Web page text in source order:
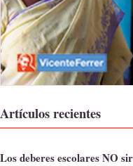
Artículos recientes
Los deberes escolares NO